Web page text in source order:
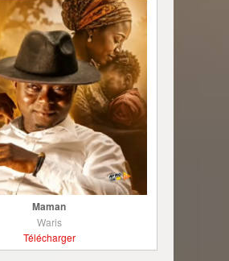
Maman
Waris
Télécharger